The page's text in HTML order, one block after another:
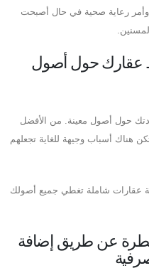
رعاية صحية في حال أصبحت
عقارك حول أصول
حول أصول معينة. من الأفضل
هناك أسباب وجيهة للغاية تجعلهم
عقارات شاملة تغطي جميع أصولك
عن طريق إضافة